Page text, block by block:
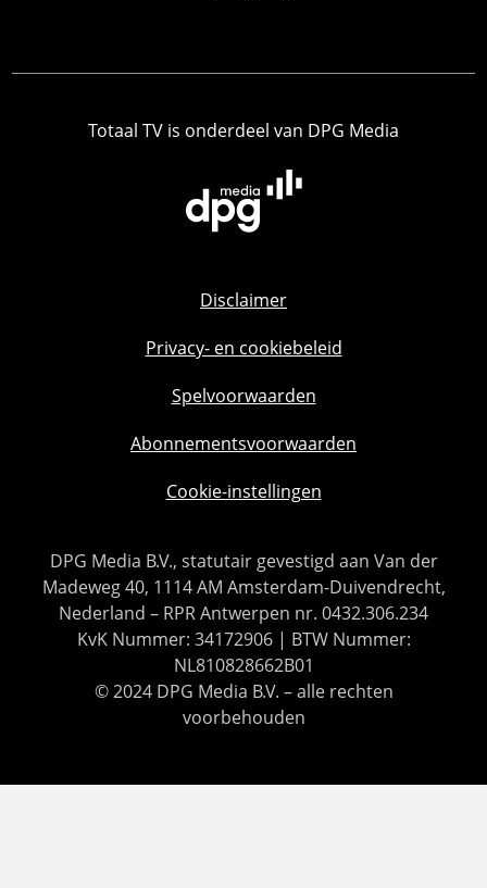
Totaal TV is onderdeel van DPG Media
Disclaimer
Privacy- en cookiebeleid
Spelvoorwaarden
Abonnementsvoorwaarden
Cookie-instellingen
DPG Media B.V., statutair gevestigd aan Van der
Madeweg 40, 1114 AM Amsterdam-Duivendrecht,
Nederland – RPR Antwerpen nr. 0432.306.234
KvK Nummer: 34172906 | BTW Nummer:
NL810828662B01
© 2024 DPG Media B.V. – alle rechten
voorbehouden